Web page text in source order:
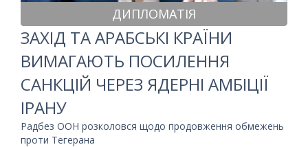
ДИПЛОМАТІЯ
ЗАХІД ТА АРАБСЬКІ КРАЇНИ
ВИМАГАЮТЬ ПОСИЛЕННЯ
САНКЦІЙ ЧЕРЕЗ ЯДЕРНІ АМБІЦІЇ
ІРАНУ
Радбез ООН розколовся щодо продовження обмежень
проти Тегерана